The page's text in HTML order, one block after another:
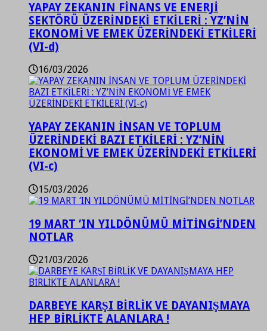
YAPAY ZEKANIN FİNANS VE ENERJİ
SEKTÖRÜ ÜZERİNDEKİ ETKİLERİ : YZ’NİN
EKONOMİ VE EMEK ÜZERİNDEKİ ETKİLERİ
(VI-d)
16/03/2026
YAPAY ZEKANIN İNSAN VE TOPLUM
ÜZERİNDEKİ BAZI ETKİLERİ : YZ’NİN
EKONOMİ VE EMEK ÜZERİNDEKİ ETKİLERİ
(VI-c)
15/03/2026
19 MART ‘IN YILDÖNÜMÜ MİTİNGİ’NDEN
NOTLAR
21/03/2026
DARBEYE KARŞI BİRLİK VE DAYANIŞMAYA
HEP BİRLİKTE ALANLARA !